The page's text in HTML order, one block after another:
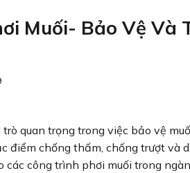
Muối- Bảo Vệ Và
quan trọng trong việc bảo vệ
điểm chống thấm, chống trượt và
các công trình phơi muối trong